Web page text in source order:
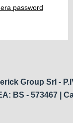
password
Group Srl -
BS - 573467 |